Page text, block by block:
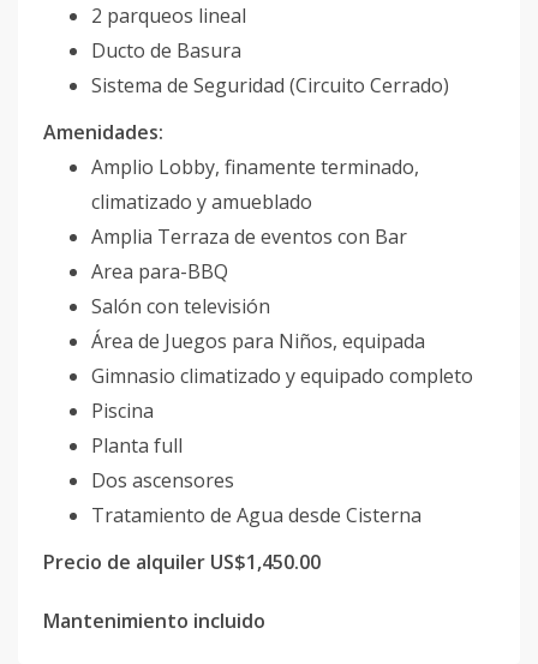
2 parqueos lineal
Ducto de Basura
Sistema de Seguridad (Circuito Cerrado)
Amenidades:
Amplio Lobby, finamente terminado,
climatizado y amueblado
Amplia Terraza de eventos con Bar
Area para-BBQ
Salón con televisión
Área de Juegos para Niños, equipada
Gimnasio climatizado y equipado completo
Piscina
Planta full
Dos ascensores
Tratamiento de Agua desde Cisterna
Precio de alquiler US$1,450.00
Mantenimiento incluido